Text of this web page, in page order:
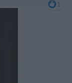
1